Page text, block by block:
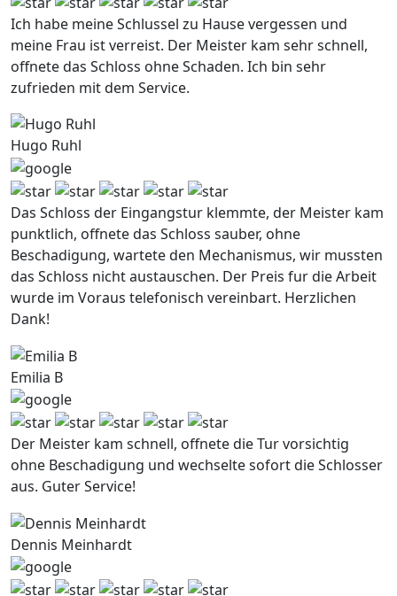
Ich habe meine Schlussel zu Hause vergessen und
meine Frau ist verreist. Der Meister kam sehr schnell,
offnete das Schloss ohne Schaden. Ich bin sehr
zufrieden mit dem Service.
Hugo Ruhl
Das Schloss der Eingangstur klemmte, der Meister kam
punktlich, offnete das Schloss sauber, ohne
Beschadigung, wartete den Mechanismus, wir mussten
das Schloss nicht austauschen. Der Preis fur die Arbeit
wurde im Voraus telefonisch vereinbart. Herzlichen
Dank!
Emilia B
Der Meister kam schnell, offnete die Tur vorsichtig
ohne Beschadigung und wechselte sofort die Schlosser
aus. Guter Service!
Dennis Meinhardt